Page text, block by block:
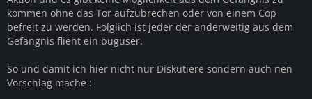
kommen ohne das Tor aufzubrechen oder von einem Cop
befreit zu werden. Folglich ist jeder der anderweitig aus dem
Gefängnis flieht ein buguser.
So und damit ich hier nicht nur Diskutiere sondern auch nen
Vorschlag mache :